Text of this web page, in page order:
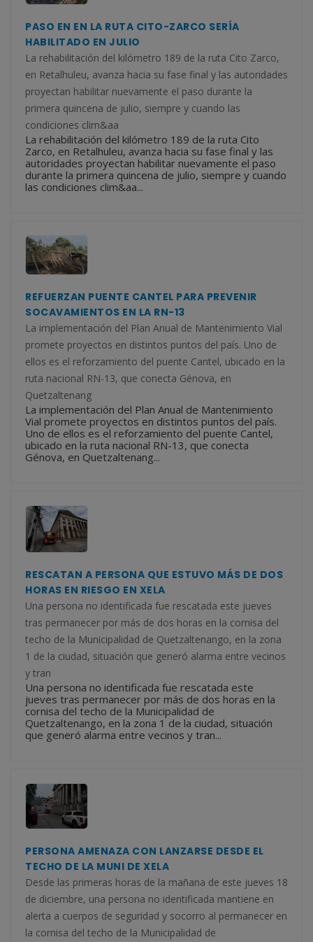
PASO EN EN LA RUTA CITO-ZARCO SERÍA
HABILITADO EN JULIO
La rehabilitación del kilómetro 189 de la ruta Cito Zarco,
en Retalhuleu, avanza hacia su fase final y las autoridades
proyectan habilitar nuevamente el paso durante la
primera quincena de julio, siempre y cuando las
condiciones clim&aa
La rehabilitación del kilómetro 189 de la ruta Cito
Zarco, en Retalhuleu, avanza hacia su fase final y las
autoridades proyectan habilitar nuevamente el paso
durante la primera quincena de julio, siempre y cuando
las condiciones clim&aa...
REFUERZAN PUENTE CANTEL PARA PREVENIR
SOCAVAMIENTOS EN LA RN-13
La implementación del Plan Anual de Mantenimiento Vial
promete proyectos en distintos puntos del país. Uno de
ellos es el reforzamiento del puente Cantel, ubicado en la
ruta nacional RN-13, que conecta Génova, en
Quetzaltenang
La implementación del Plan Anual de Mantenimiento
Vial promete proyectos en distintos puntos del país.
Uno de ellos es el reforzamiento del puente Cantel,
ubicado en la ruta nacional RN-13, que conecta
Génova, en Quetzaltenang...
RESCATAN A PERSONA QUE ESTUVO MÁS DE DOS
HORAS EN RIESGO EN XELA
Una persona no identificada fue rescatada este jueves
tras permanecer por más de dos horas en la cornisa del
techo de la Municipalidad de Quetzaltenango, en la zona
1 de la ciudad, situación que generó alarma entre vecinos
y tran
Una persona no identificada fue rescatada este
jueves tras permanecer por más de dos horas en la
cornisa del techo de la Municipalidad de
Quetzaltenango, en la zona 1 de la ciudad, situación
que generó alarma entre vecinos y tran...
PERSONA AMENAZA CON LANZARSE DESDE EL
TECHO DE LA MUNI DE XELA
Desde las primeras horas de la mañana de este jueves 18
de diciembre, una persona no identificada mantiene en
alerta a cuerpos de seguridad y socorro al permanecer en
la cornisa del techo de la Municipalidad de